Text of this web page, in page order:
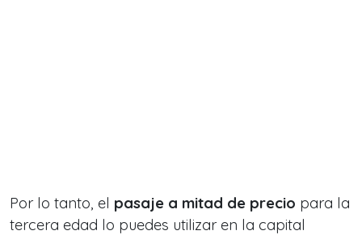
Por lo tanto, el pasaje a mitad de precio para la
tercera edad lo puedes utilizar en la capital